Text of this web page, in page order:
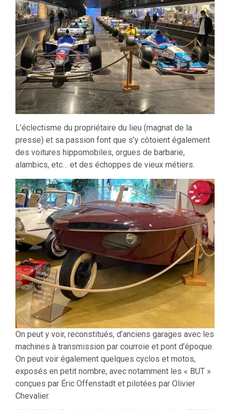
L’éclectisme du propriétaire du lieu (magnat de la
presse) et sa passion font que s’y côtoient également
des voitures hippomobiles, orgues de barbarie,
alambics, etc… et des échoppes de vieux métiers.
On peut y voir, reconstitués, d’anciens garages avec les
machines à transmission par courroie et pont d’époque.
On peut voir également quelques cyclos et motos,
exposés en petit nombre, avec notamment les « BUT »
conçues par Éric Offenstadt et pilotées par Olivier
Chevalier.